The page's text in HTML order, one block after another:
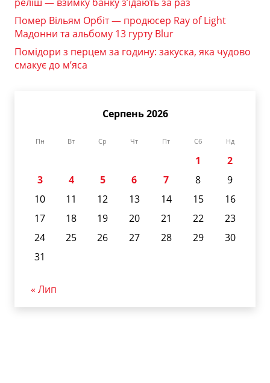
реліш — взимку банку з’їдають за раз
Помер Вільям Орбіт — продюсер Ray of Light
Мадонни та альбому 13 гурту Blur
Помідори з перцем за годину: закуска, яка чудово
смакує до м’яса
Серпень 2026
Пн Вт Ср Чт Пт Сб Нд
1
2
3
4 5 6 7 8
9
10
11 12 13 14 15
16
17
18 19 20 21 22
23
24
25 26 27 28 29
30
31
« Лип